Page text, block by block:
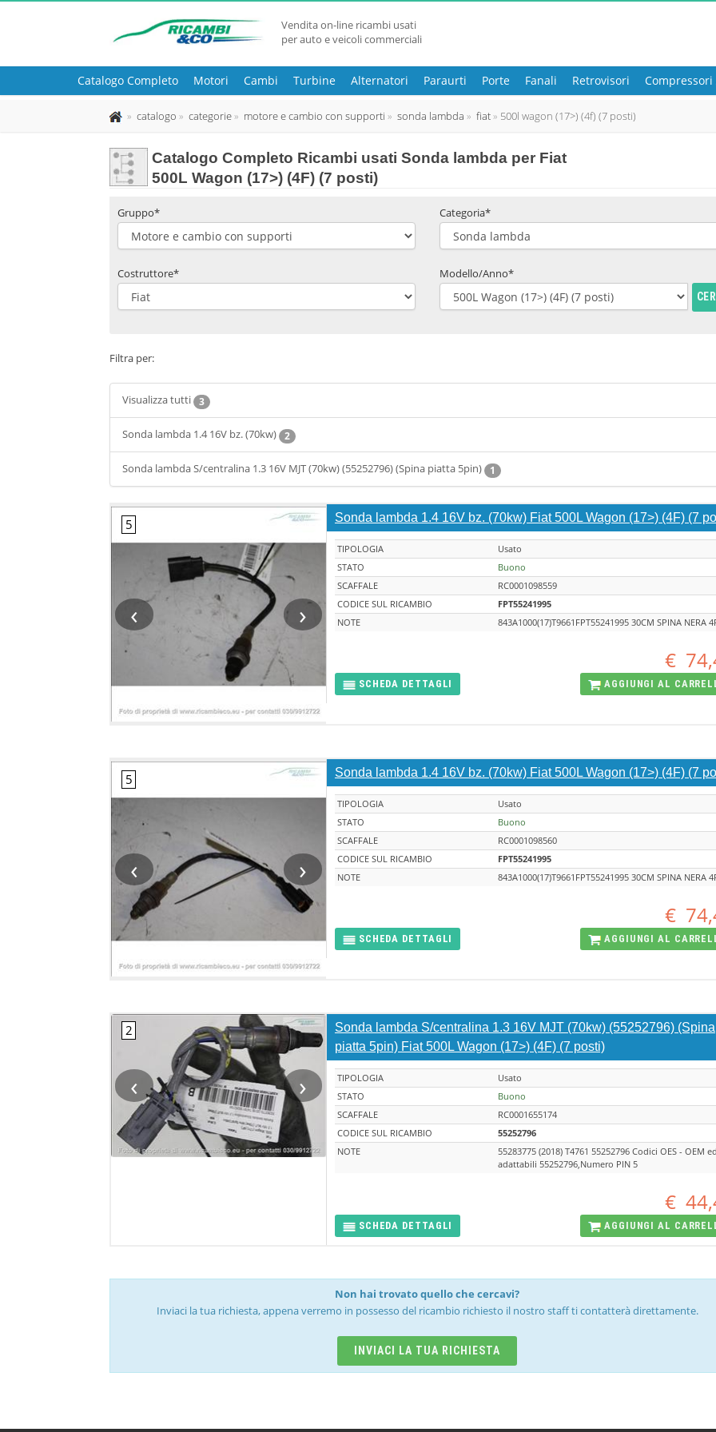
Vendita on-line ricambi usati
per auto e veicoli commerciali
Catalogo Completo Motori Cambi Turbine Alternatori Paraurti Porte Fanali Retrovisori Compressori
catalogo categorie motore e cambio con supporti sonda lambda fiat 500l wagon (17>) (4f) (7 posti)
Catalogo Completo Ricambi usati Sonda lambda per Fiat
500L Wagon (17>) (4F) (7 posti)
Gruppo* Categoria*
Costruttore* Modello/Anno*
Filtra per:
Visualizza tutti 3
Sonda lambda 1.4 16V bz. (70kw) 2
Sonda lambda S/centralina 1.3 16V MJT (70kw) (55252796) (Spina piatta 5pin) 1
‹ ›
Sonda lambda 1.4 16V bz. (70kw) Fiat 500L Wagon (17>) (4F) (7
TIPOLOGIA
Usato
STATO
Buono
SCAFFALE
RC0001098559
CODICE SUL RICAMBIO
FPT55241995
NOTE
843A1000(17)T9661FPT55241995 30CM SPINA NERA
€
SCHEDA DETTAGLI AGGIUNGI AL
‹ ›
Sonda lambda 1.4 16V bz. (70kw) Fiat 500L Wagon (17>) (4F) (7
TIPOLOGIA
Usato
STATO
Buono
SCAFFALE
RC0001098560
CODICE SUL RICAMBIO
FPT55241995
NOTE
843A1000(17)T9661FPT55241995 30CM SPINA NERA
€
SCHEDA DETTAGLI AGGIUNGI AL
‹ ›
Sonda lambda S/centralina 1.3 16V MJT (70kw) (55252796) (Spina
piatta 5pin) Fiat 500L Wagon (17>) (4F) (7 posti)
TIPOLOGIA
Usato
STATO
Buono
SCAFFALE
RC0001655174
CODICE SUL RICAMBIO
55252796
NOTE
55283775 (2018) T4761 55252796 Codici OES - OEM ed
adattabili 55252796,Numero PIN 5
€
SCHEDA DETTAGLI AGGIUNGI AL
Non hai trovato quello che cercavi?
Inviaci la tua richiesta, appena verremo in possesso del ricambio richiesto il nostro staff ti contatterà direttamente.
INVIACI LA TUA RICHIESTA